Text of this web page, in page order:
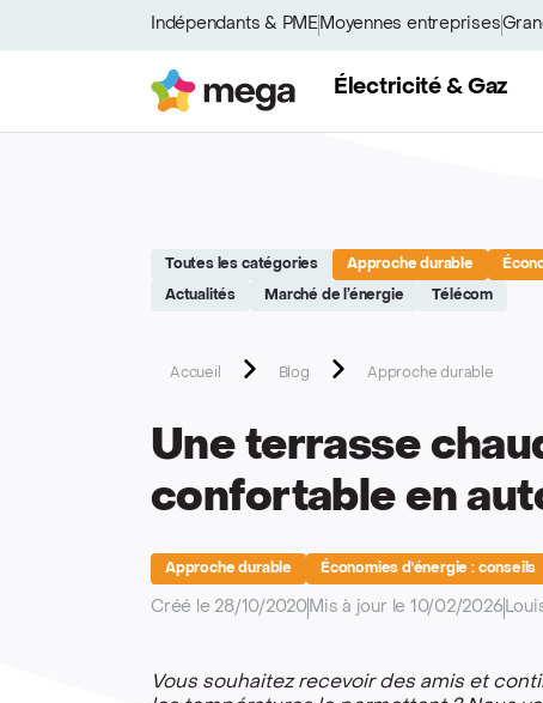
Indépendants & PME Moyennes entreprises
MegaÉlectricité & Gaz
Toutes les catégories Approche durable
Actualités Marché de l’énergie Télécom
Accueil Blog Approche durable
Une terrasse
confortable en
Approche durable Économies d'énergie : conseils
Créé le 28/10/2020 Mis à jour le 10/02/2026
Vous souhaitez recevoir des amis et
Site réalisé par Softedge studio - https://softedge.be